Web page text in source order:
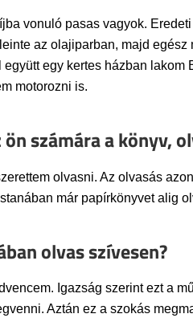
vonuló pasas vagyok.
az olajiparban, majd
egy kertes házban
motorozni is.
számára a könyv,
olvasni. Az olvasás
már papírkönyvet alig
olvas szívesen?
Igazság szerint ezt a
Aztán ez a szokás